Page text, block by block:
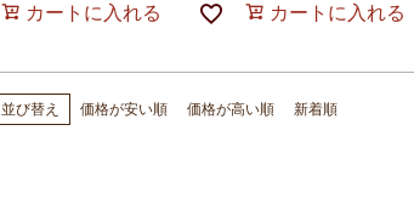
カートに入れる カートに入れる
並び替え 価格が安い順 価格が高い順 新着順